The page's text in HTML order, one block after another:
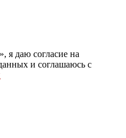
я даю согласие на
и соглашаюсь с